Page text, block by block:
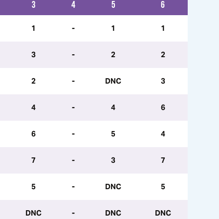
3 4 5 6
1 - 1 1
3 - 2 2
2 - DNC 3
4 - 4 6
6 - 5 4
7 - 3 7
5 - DNC 5
DNC - DNC DNC